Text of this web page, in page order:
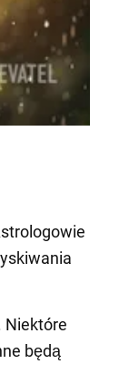
Niektóre
będą